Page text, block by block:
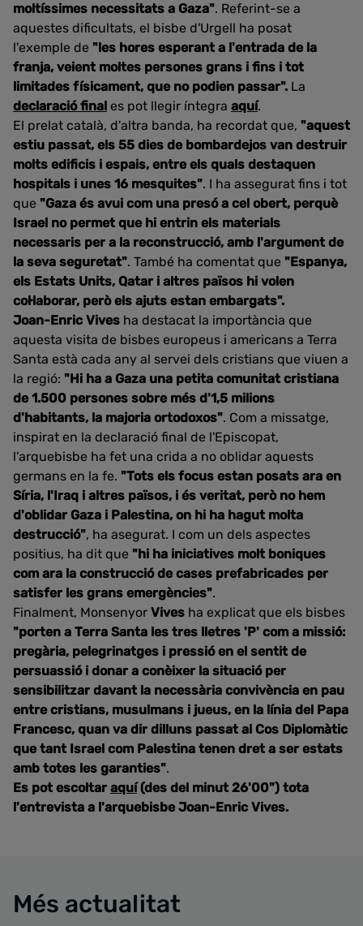
moltíssimes necessitats a Gaza". Referint-se a
aquestes dificultats, el bisbe d'Urgell ha posat
l'exemple de "les hores esperant a l'entrada de la
franja, veient moltes persones grans i fins i tot
limitades físicament, que no podien passar". La
declaració final es pot llegir íntegra aquí.
El prelat català, d'altra banda, ha recordat que, "aquest
estiu passat, els 55 dies de bombardejos van destruir
molts edificis i espais, entre els quals destaquen
hospitals i unes 16 mesquites". I ha assegurat fins i tot
que "Gaza és avui com una presó a cel obert, perquè
Israel no permet que hi entrin els materials
necessaris per a la reconstrucció, amb l'argument de
la seva seguretat". També ha comentat que "Espanya,
els Estats Units, Qatar i altres països hi volen
col·laborar, però els ajuts estan embargats".
Joan-Enric Vives ha destacat la importància que
aquesta visita de bisbes europeus i americans a Terra
Santa està cada any al servei dels cristians que viuen a
la regió: "Hi ha a Gaza una petita comunitat cristiana
de 1.500 persones sobre més d'1,5 milions
d'habitants, la majoria ortodoxos". Com a missatge,
inspirat en la declaració final de l'Episcopat,
l'arquebisbe ha fet una crida a no oblidar aquests
germans en la fe. "Tots els focus estan posats ara en
Síria, l'Iraq i altres països, i és veritat, però no hem
d'oblidar Gaza i Palestina, on hi ha hagut molta
destrucció", ha asegurat. I com un dels aspectes
positius, ha dit que "hi ha iniciatives molt boniques
com ara la construcció de cases prefabricades per
satisfer les grans emergències".
Finalment, Monsenyor Vives ha explicat que els bisbes
"porten a Terra Santa les tres lletres 'P' com a missió:
pregària, pelegrinatges i pressió en el sentit de
persuassió i donar a conèixer la situació per
sensibilitzar davant la necessària convivència en pau
entre cristians, musulmans i jueus, en la línia del Papa
Francesc, quan va dir dilluns passat al Cos Diplomàtic
que tant Israel com Palestina tenen dret a ser estats
amb totes les garanties".
Es pot escoltar aquí(des del minut 26'00") tota
l'entrevista a l'arquebisbe Joan-Enric Vives.
Més actualitat